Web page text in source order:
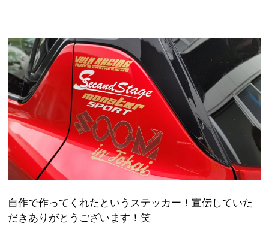
自作で作ってくれたというステッカー！宣伝していた
だきありがとうございます！笑